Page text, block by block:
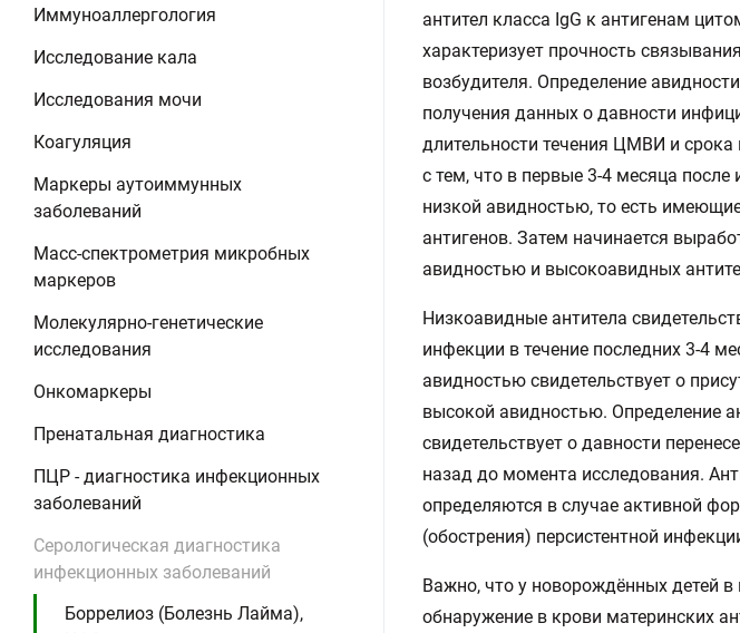
Иммуноаллергология
Исследование кала
Исследования мочи
Коагуляция
Маркеры аутоиммунных
заболеваний
Масс-спектрометрия микробных
маркеров
Молекулярно-генетические
исследования
Онкомаркеры
Пренатальная диагностика
ПЦР - диагностика инфекционных
заболеваний
Серологическая диагностика
инфекционных заболеваний
Боррелиоз (Болезнь Лайма),
антител класса IgG к антигенам
характеризует прочность
возбудителя. Определение
получения данных о давности
длительности течения ЦМВИ и
с тем, что в первые 3-4 месяца
низкой авидностью, то есть
антигенов. Затем начинается
авидностью и высокоавидных
Низкоавидные антитела
инфекции в течение последних 3-4
авидностью свидетельствует о
высокой авидностью. Определение
свидетельствует о давности
назад до момента исследования.
определяются в случае активной
(обострения) персистентной
Важно, что у новорождённых детей
обнаружение в крови материнских